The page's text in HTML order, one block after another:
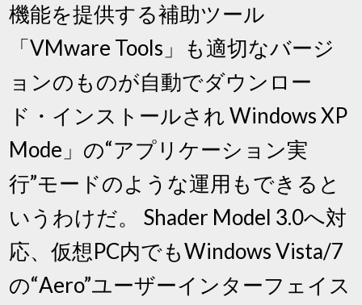
機能を提供する補助ツール
「VMware Tools」も適切なバージ
ョンのものが自動でダウンロー
ド・インストールされ Windows XP
Mode」の“アプリケーション実
行”モードのような運用もできると
いうわけだ。 Shader Model 3.0へ対
応、仮想PC内でもWindows Vista/7
の“Aero”ユーザーインターフェイス